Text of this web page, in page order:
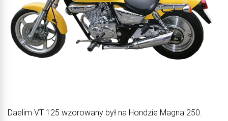
Daelim VT 125 wzorowany był na Hondzie Magna 250.